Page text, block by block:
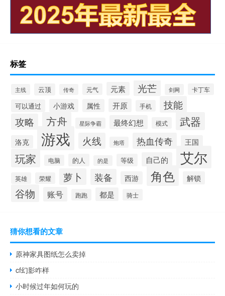
标签
主线 云顶 传奇 元气 元素 光芒 剑网 卡丁车
可以通过 小游戏 属性 开原 手机 技能
攻略 方舟 星际争霸 最终幻想 模式 武器
洛克 游戏 火线 炮塔 热血传奇 王国
玩家 电脑 的人 的是 等级 自己的 艾尔
英雄 荣耀 萝卜 装备 西游 角色 解锁
谷物 账号 跑跑 都是 骑士
猜你想看的文章
原神家具图纸怎么卖掉
cf幻影咋样
小时候过年如何玩的